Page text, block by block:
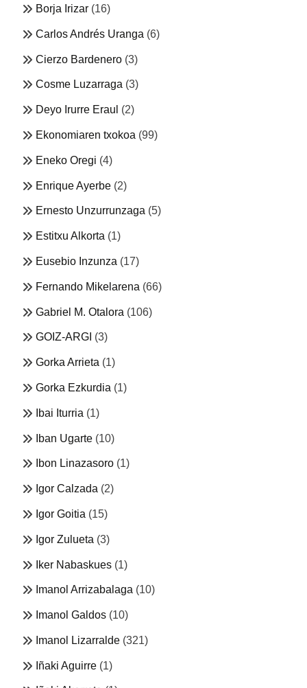
Borja Irizar (16)
Carlos Andrés Uranga (6)
Cierzo Bardenero (3)
Cosme Luzarraga (3)
Deyo Irurre Eraul (2)
Ekonomiaren txokoa (99)
Eneko Oregi (4)
Enrique Ayerbe (2)
Ernesto Unzurrunzaga (5)
Estitxu Alkorta (1)
Eusebio Inzunza (17)
Fernando Mikelarena (66)
Gabriel M. Otalora (106)
GOIZ-ARGI (3)
Gorka Arrieta (1)
Gorka Ezkurdia (1)
Ibai Iturria (1)
Iban Ugarte (10)
Ibon Linazasoro (1)
Igor Calzada (2)
Igor Goitia (15)
Igor Zulueta (3)
Iker Nabaskues (1)
Imanol Arrizabalaga (10)
Imanol Galdos (10)
Imanol Lizarralde (321)
Iñaki Aguirre (1)